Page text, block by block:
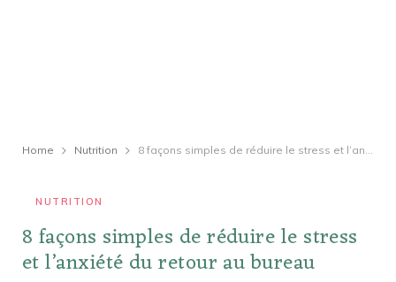
Home Nutrition 8 façons simples de réduire le stress et l’anxiété du retour au bureau
NUTRITION
8 façons simples de réduire le stress
et l’anxiété du retour au bureau